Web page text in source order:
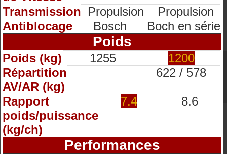
Transmission Propulsion
Propulsion
Antiblocage
Bosch Boch en série
Poids
Poids (kg) 1255
1200
Répartition
AV/AR (kg)
622 / 578
Rapport
poids/puissance
(kg/ch)
7.4 8.6
Performances